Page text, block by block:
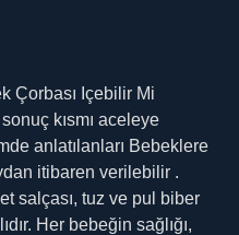
Çorbası Içebilir Mi
kısmı aceleye
anlatılanları Bebeklere
itibaren verilebilir .
salçası, tuz ve pul biber
Her bebeğin sağlığı,